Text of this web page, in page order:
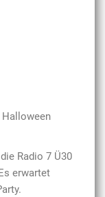
Halloween
Radio 7 Ü30
erwartet